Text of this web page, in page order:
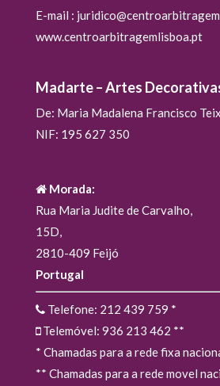
E-mail :
www.centroarbitragemlisboa.pt
Madarte – Artes
De: Maria Madalena Francisco
NIF: 195 627 350
Morada:
Rua Maria Judite de Carvalho,
15D,
2810-409 Feijó
Portugal
Telefone: 212 439 759 *
Telemóvel: 936 213 462 **
* Chamadas para a rede fixa
** Chamadas para a rede movel